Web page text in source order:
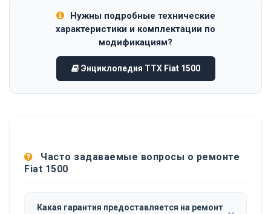
Нужны подробные технические
характеристики и комплектации по
модификациям?
Энциклопедия ТТХ Fiat 1500
Часто задаваемые вопросы о ремонте
Fiat 1500
Какая гарантия предоставляется на ремонт